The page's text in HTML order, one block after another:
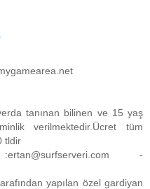
tanınan bilinen ve 15 yaş
verilmektedir.Ücret tüm
tldir
-
yapılan özel gardiyan